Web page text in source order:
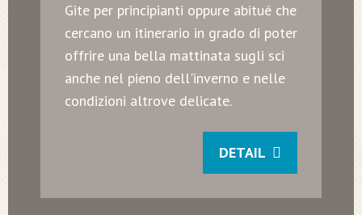
Gite per principianti oppure abitué che
cercano un itinerario in grado di poter
offrire una bella mattinata sugli sci
anche nel pieno dell'inverno e nelle
condizioni altrove delicate.
DETAIL